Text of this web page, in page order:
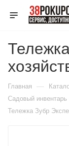
Главная —
Садовый инвентарь
Тележка Зубр